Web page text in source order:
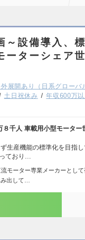
～設備導入、
ーターシェア
展開あり（日系グローバ
土日祝休み 年収600万以
千人 車載用小型モーター
生産機能の標準化を目指
ており…
モーター専業メーカーとし
出して…